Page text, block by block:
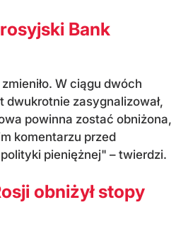
Bank
W ciągu dwóch
zasygnalizował,
powinna zostać obniżona,
komentarzu przed
pieniężnej" – twierdzi.
obniżył stopy